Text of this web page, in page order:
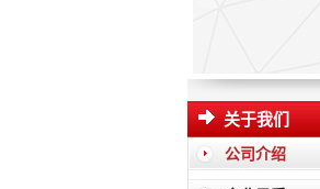
关于我们
公司介绍